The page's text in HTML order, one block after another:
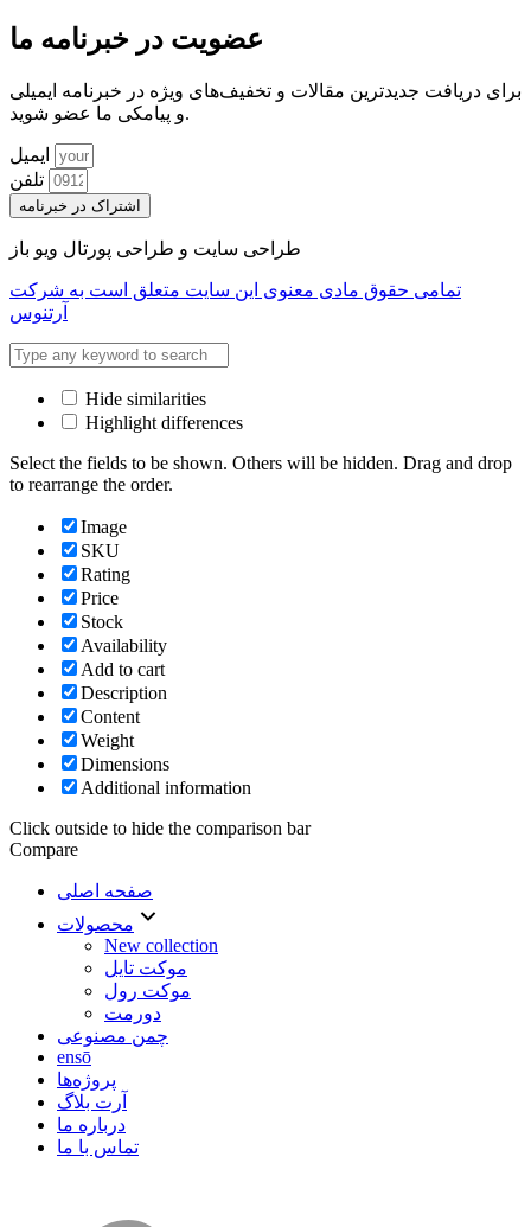
عضویت در خبرنامه ما
برای دریافت جدیدترین مقالات و تخفیف‌های ویژه در خبرنامه ایمیلی
و پیامکی ما عضو شوید.
اشتراک در خبرنامه
طراحی سایت و طراحی پورتال ویو باز
تمامی حقوق مادی معنوی این سایت متعلق است به شرکت
آرتنوس
Hide similarities
Highlight differences
Select the fields to be shown. Others will be hidden. Drag and drop
to rearrange the order.
Image
SKU
Rating
Price
Stock
Availability
Add to cart
Description
Content
Weight
Dimensions
Additional information
Click outside to hide the comparison bar
Compare
صفحه اصلی
محصولات
New collection
موکت تایل
موکت رول
دورمت
چمن مصنوعی
ensō
پروژه‌ها
آرت بلاگ
درباره ما
تماس با ما